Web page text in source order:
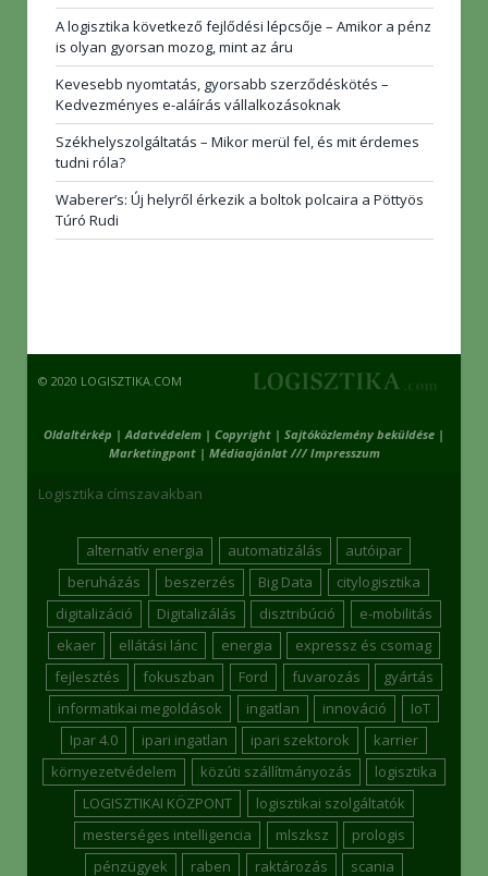
A logisztika következő fejlődési lépcsője – Amikor a pénz
is olyan gyorsan mozog, mint az áru
Kevesebb nyomtatás, gyorsabb szerződéskötés –
Kedvezményes e-aláírás vállalkozásoknak
Székhelyszolgáltatás – Mikor merül fel, és mit érdemes
tudni róla?
Waberer’s: Új helyről érkezik a boltok polcaira a Pöttyös
Túró Rudi
© 2020 LOGISZTIKA.COM
Oldaltérkép | Adatvédelem | Copyright | Sajtóközlemény beküldése |
Marketingpont| Médiaajánlat /// Impresszum
Logisztika címszavakban
alternatív energia automatizálás
autóipar
beruházás
beszerzés Big Data
citylogisztika
digitalizáció
Digitalizálás disztribúció
e-mobilitás
ekaer
ellátási lánc energia
expressz és csomag
fejlesztés
fokuszban Ford fuvarozás
gyártás
informatikai megoldások
ingatlan innováció
IoT
Ipar 4.0
ipari ingatlan ipari szektorok
karrier
környezetvédelem
közúti szállítmányozás
logisztika
LOGISZTIKAI KÖZPONT
logisztikai szolgáltatók
mesterséges intelligencia
mlszksz
prologis
pénzügyek
raben raktározás
scania